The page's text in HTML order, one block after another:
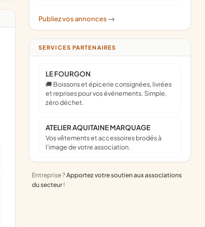
Publiez vos annonces ->
SERVICES PARTENAIRES
LE FOURGON
🚚 Boissons et épicerie consignées, livrées
et reprises pour vos événements. Simple,
zéro déchet.
ATELIER AQUITAINE MARQUAGE
Vos vêtements et accessoires brodés à
l’image de votre association.
Entreprise ?Apportez votre soutien aux associations
du secteur !